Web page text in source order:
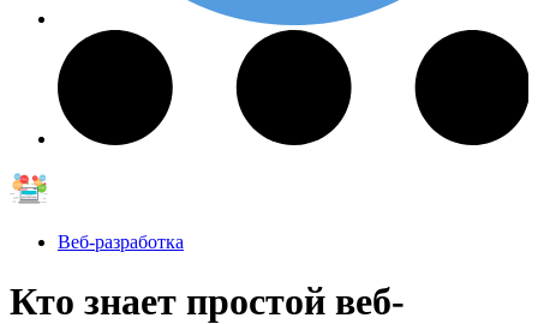
Веб-разработка
Кто знает простой веб-